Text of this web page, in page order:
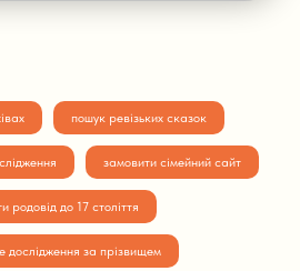
пошук ревізьких сказок
замовити сімейний сайт
родовід до 17 століття
дослідження за прізвищем